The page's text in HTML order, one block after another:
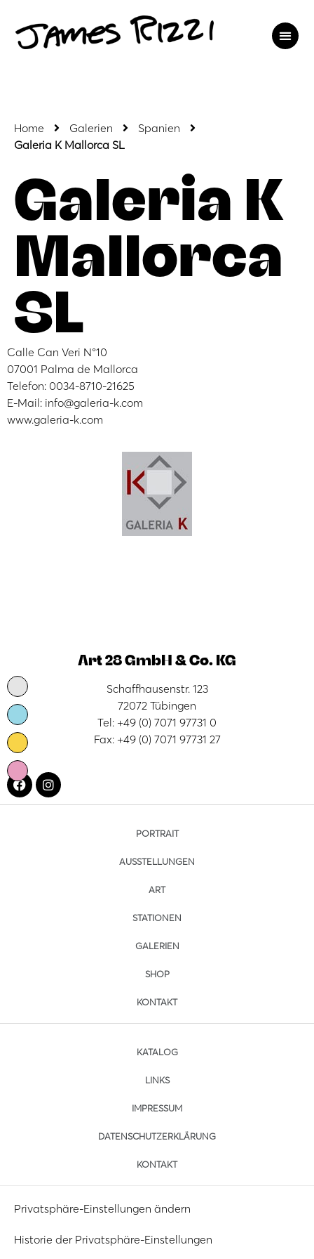
Home Galerien
Spanien
Galeria K Mallorca SL
Galeria K
Mallorca
SL
Calle Can Veri N°10
07001 Palma de Mallorca
Telefon: 0034-8710-21625
E-Mail: info@galeria-k.com
www.galeria-k.com
Art 28 GmbH & Co. KG
Schaffhausenstr. 123
72072 Tübingen
Tel: +49 (0) 7071 97731 0
Fax: +49 (0) 7071 97731 27
PORTRAIT
AUSSTELLUNGEN
ART
STATIONEN
GALERIEN
SHOP
KONTAKT
KATALOG
LINKS
IMPRESSUM
DATENSCHUTZERKLÄRUNG
KONTAKT
Privatsphäre-Einstellungen ändern
Historie der Privatsphäre-Einstellungen